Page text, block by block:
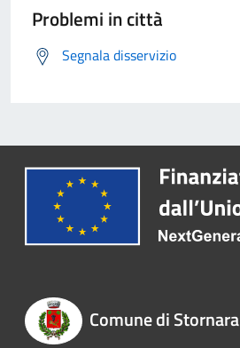
Problemi in città
Segnala disservizio
Comune di Stornara